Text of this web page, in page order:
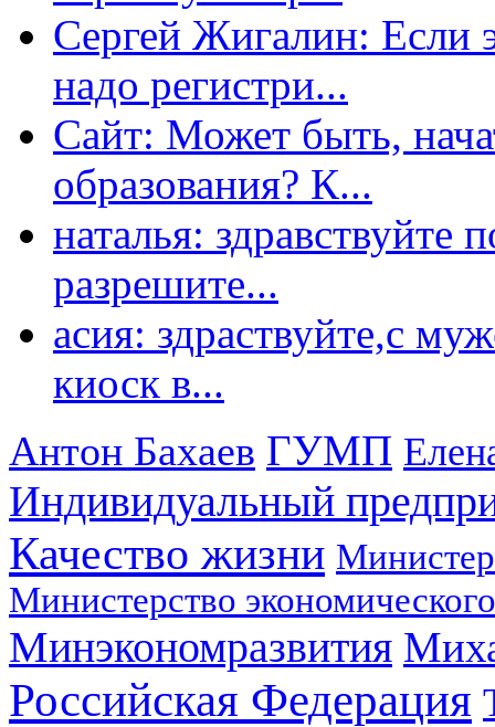
Сергей Жигалин: Если
надо регистри...
Сайт: Может быть,
образования? К...
наталья: здравствуйте
разрешите...
асия: здраствуйте,с
киоск в...
Антон Бахаев ГУМП
Индивидуальный
Качество жизни
Министерство
Минэкономразвития
Российская Федерация